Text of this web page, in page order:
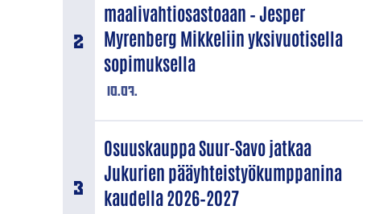
10.07.
maalivahtiosastoaan – Jesper
Myrenberg Mikkeliin yksivuotisella
sopimuksella
Osuuskauppa Suur-Savo jatkaa
Jukurien pääyhteistyökumppanina
kaudella 2026–2027